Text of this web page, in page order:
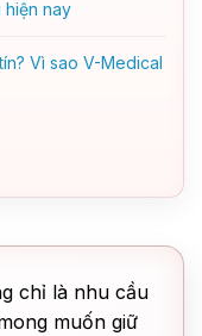
hiện nay
Vì sao V-Medical
chỉ là nhu cầu
muốn giữ